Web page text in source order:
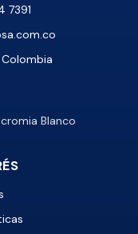
7391